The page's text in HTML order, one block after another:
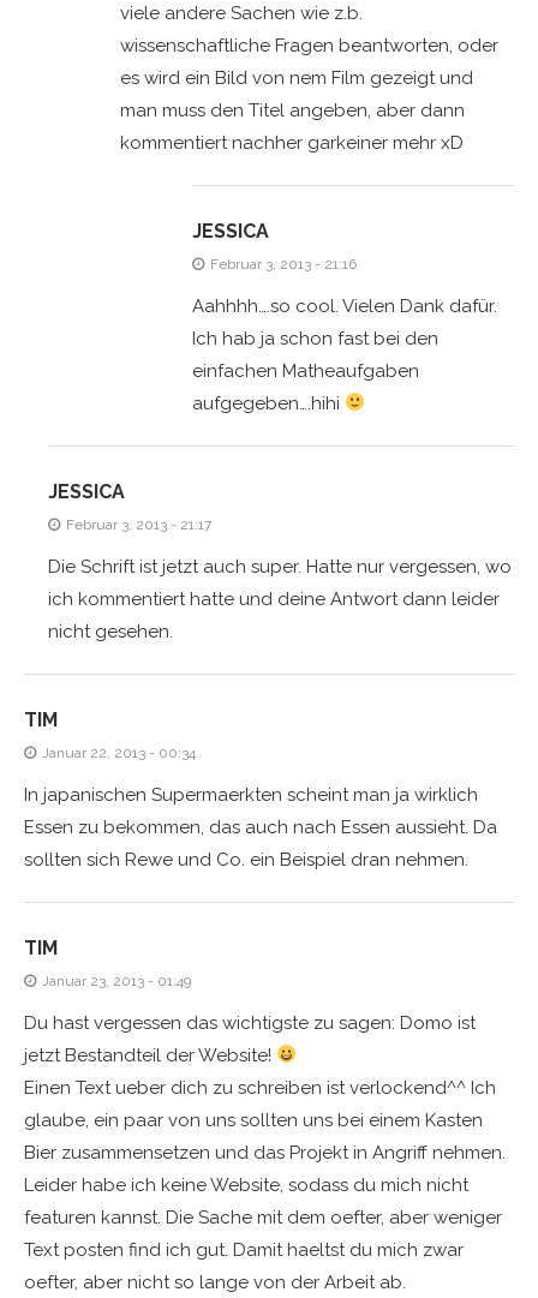
viele andere Sachen wie z.b.
wissenschaftliche Fragen beantworten, oder
es wird ein Bild von nem Film gezeigt und
man muss den Titel angeben, aber dann
kommentiert nachher garkeiner mehr xD
JESSICA
Februar 3, 2013 - 21:16
Aahhhh….so cool. Vielen Dank dafür.
Ich hab ja schon fast bei den
einfachen Matheaufgaben
aufgegeben….hihi
JESSICA
Februar 3, 2013 - 21:17
Die Schrift ist jetzt auch super. Hatte nur vergessen, wo
ich kommentiert hatte und deine Antwort dann leider
nicht gesehen.
TIM
Januar 22, 2013 - 00:34
In japanischen Supermaerkten scheint man ja wirklich
Essen zu bekommen, das auch nach Essen aussieht. Da
sollten sich Rewe und Co. ein Beispiel dran nehmen.
TIM
Januar 23, 2013 - 01:49
Du hast vergessen das wichtigste zu sagen: Domo ist
jetzt Bestandteil der Website!
Einen Text ueber dich zu schreiben ist verlockend^^ Ich
glaube, ein paar von uns sollten uns bei einem Kasten
Bier zusammensetzen und das Projekt in Angriff nehmen.
Leider habe ich keine Website, sodass du mich nicht
featuren kannst. Die Sache mit dem oefter, aber weniger
Text posten find ich gut. Damit haeltst du mich zwar
oefter, aber nicht so lange von der Arbeit ab.